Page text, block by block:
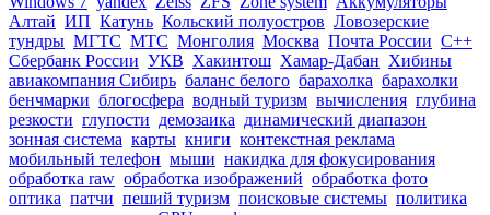
Алтай ИП Катунь Кольский полуостров Ловозерские
тундры МГТС МТС Монголия Москва Почта России С++
Сбербанк России УКВ Хакинтош Хамар-Дабан Хибины
авиакомпания Сибирь баланс белого барахолка барахолки
бенчмарки блогосфера водный туризм вычисления глубина
резкости глупости демозаика динамический диапазон
зонная система карты книги контекстная реклама
мобильный телефон мыши накидка для фокусирования
обработка raw обработка изображений обработка фото
оптика патчи пеший туризм поисковые системы политика